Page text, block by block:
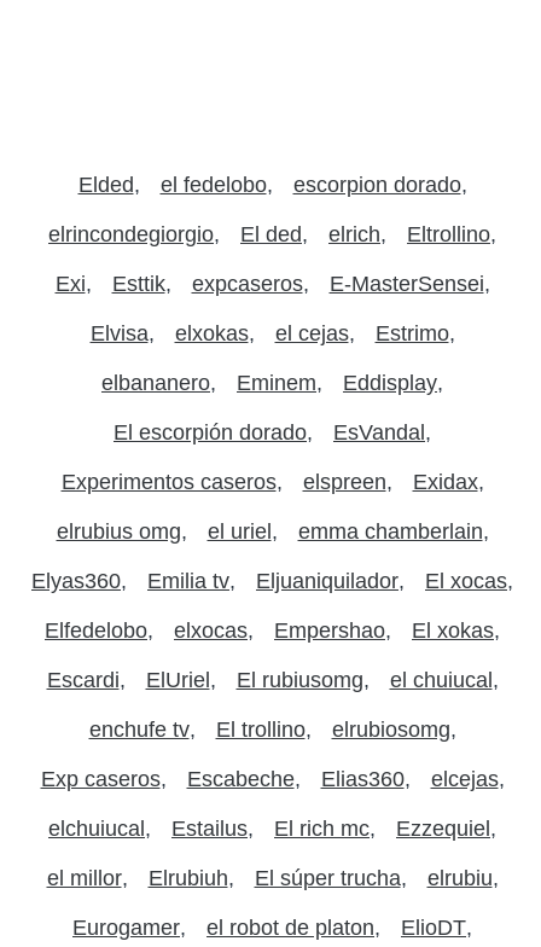
Elded el fedelobo escorpion dorado
elrincondegiorgio El ded elrich Eltrollino
Exi Esttik expcaseros E-MasterSensei
Elvisa elxokas el cejas Estrimo
elbananero Eminem Eddisplay
El escorpión dorado EsVandal
Experimentos caseros elspreen Exidax
elrubius omg el uriel emma chamberlain
Elyas360 Emilia tv Eljuaniquilador El xocas
Elfedelobo elxocas Empershao El xokas
Escardi ElUriel El rubiusomg el chuiucal
enchufe tv El trollino elrubiosomg
Exp caseros Escabeche Elias360 elcejas
elchuiucal Estailus El rich mc Ezzequiel
el millor Elrubiuh El súper trucha elrubiu
Eurogamer el robot de platon ElioDT